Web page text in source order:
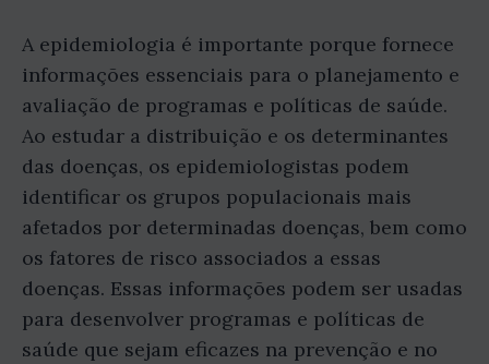
A epidemiologia é importante porque fornece
informações essenciais para o planejamento e
avaliação de programas e políticas de saúde.
Ao estudar a distribuição e os determinantes
das doenças, os epidemiologistas podem
identificar os grupos populacionais mais
afetados por determinadas doenças, bem como
os fatores de risco associados a essas
doenças. Essas informações podem ser usadas
para desenvolver programas e políticas de
saúde que sejam eficazes na prevenção e no